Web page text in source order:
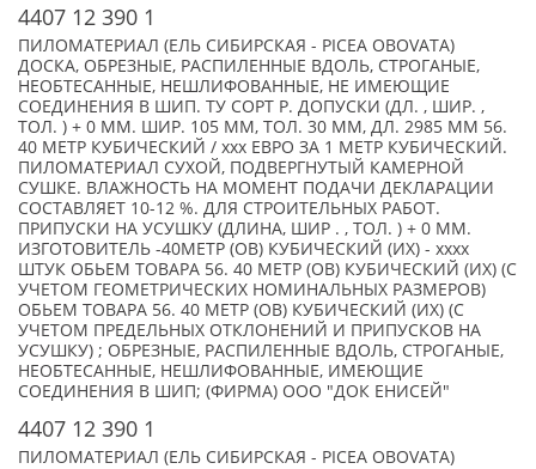
4407 12 390 1
ПИЛОМАТЕРИАЛ (ЕЛЬ СИБИРСКАЯ - PICEA OBOVATA)
ДОСКА, ОБРЕЗНЫЕ, РАСПИЛЕННЫЕ ВДОЛЬ, СТРОГАНЫЕ,
НЕОБТЕСАННЫЕ, НЕШЛИФОВАННЫЕ, НЕ ИМЕЮЩИЕ
СОЕДИНЕНИЯ В ШИП. ТУ СОРТ Р. ДОПУСКИ (ДЛ. , ШИР. ,
ТОЛ. ) + 0 ММ. ШИР. 105 ММ, ТОЛ. 30 ММ, ДЛ. 2985 ММ 56.
40 МЕТР КУБИЧЕСКИЙ / xxx ЕВРО ЗА 1 МЕТР КУБИЧЕСКИЙ.
ПИЛОМАТЕРИАЛ СУХОЙ, ПОДВЕРГНУТЫЙ КАМЕРНОЙ
СУШКЕ. ВЛАЖНОСТЬ НА МОМЕНТ ПОДАЧИ ДЕКЛАРАЦИИ
СОСТАВЛЯЕТ 10-12 %. ДЛЯ СТРОИТЕЛЬНЫХ РАБОТ.
ПРИПУСКИ НА УСУШКУ (ДЛИНА, ШИР . , ТОЛ. ) + 0 ММ.
ИЗГОТОВИТЕЛЬ -40МЕТР (ОВ) КУБИЧЕСКИЙ (ИХ) - xxxx
ШТУК ОБЬЕМ ТОВАРА 56. 40 МЕТР (ОВ) КУБИЧЕСКИЙ (ИХ) (С
УЧЕТОМ ГЕОМЕТРИЧЕСКИХ НОМИНАЛЬНЫХ РАЗМЕРОВ)
ОБЬЕМ ТОВАРА 56. 40 МЕТР (ОВ) КУБИЧЕСКИЙ (ИХ) (С
УЧЕТОМ ПРЕДЕЛЬНЫХ ОТКЛОНЕНИЙ И ПРИПУСКОВ НА
УСУШКУ) ; ОБРЕЗНЫЕ, РАСПИЛЕННЫЕ ВДОЛЬ, СТРОГАНЫЕ,
НЕОБТЕСАННЫЕ, НЕШЛИФОВАННЫЕ, ИМЕЮЩИЕ
СОЕДИНЕНИЯ В ШИП; (ФИРМА) ООО "ДОК ЕНИСЕЙ"
4407 12 390 1
ПИЛОМАТЕРИАЛ (ЕЛЬ СИБИРСКАЯ - PICEA OBOVATA)